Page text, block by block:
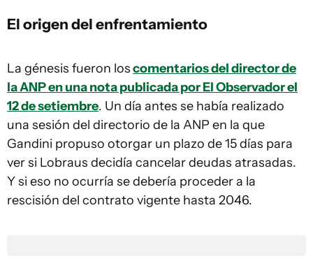
El origen del enfrentamiento
La génesis fueron loscomentarios del director de
la ANP en una nota publicada por El Observador el
12 de setiembre. Un día antes se había realizado
una sesión del directorio de la ANP en la que
Gandini propuso otorgar un plazo de 15 días para
ver si Lobraus decidía cancelar deudas atrasadas.
Y si eso no ocurría se debería proceder a la
rescisión del contrato vigente hasta 2046.